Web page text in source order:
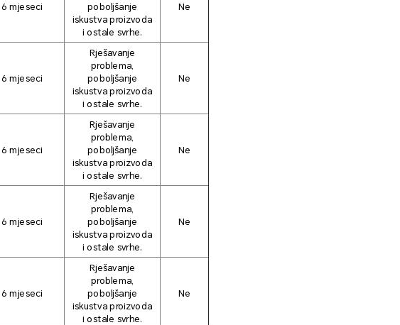
6 mjeseci
poboljšanje
iskustva proizvoda
i ostale svrhe.
Ne
6 mjeseci
Rješavanje
problema,
poboljšanje
iskustva proizvoda
i ostale svrhe.
Ne
6 mjeseci
Rješavanje
problema,
poboljšanje
iskustva proizvoda
i ostale svrhe.
Ne
6 mjeseci
Rješavanje
problema,
poboljšanje
iskustva proizvoda
i ostale svrhe.
Ne
6 mjeseci
Rješavanje
problema,
poboljšanje
iskustva proizvoda
i ostale svrhe.
Ne